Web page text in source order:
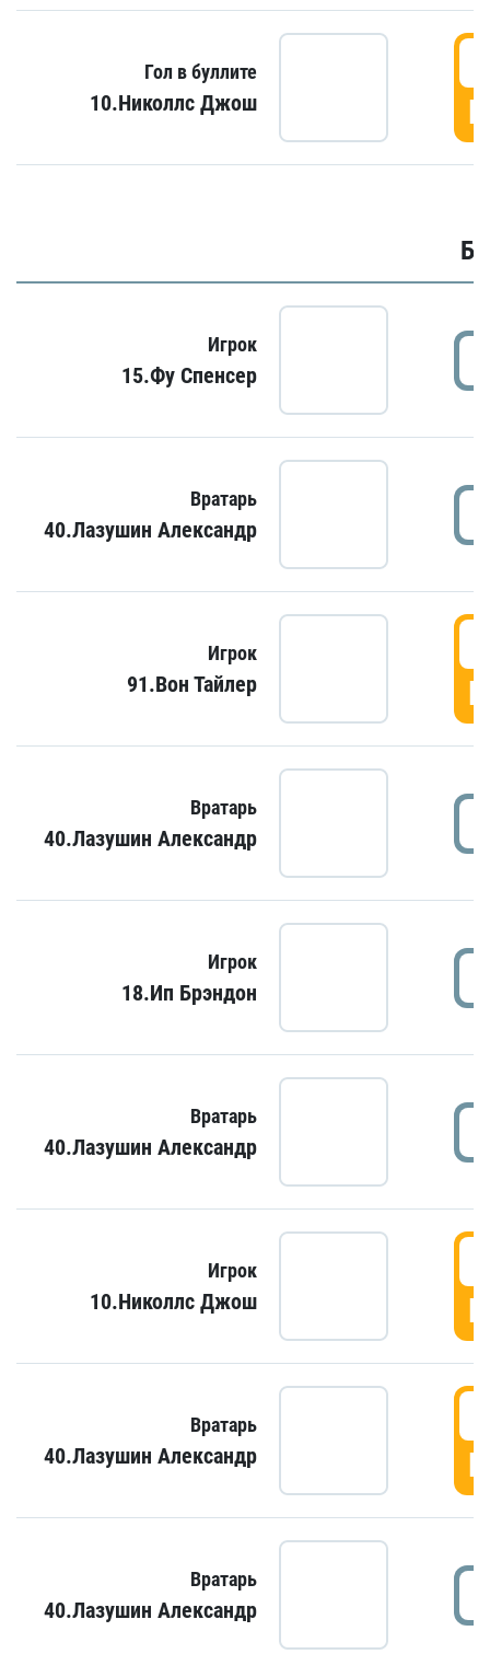
Гол в буллите
10.Николлс Джош
Игрок
15.Фу Спенсер
Вратарь
40.Лазушин Александр
Игрок
91.Вон Тайлер
Вратарь
40.Лазушин Александр
Игрок
18.Ип Брэндон
Вратарь
40.Лазушин Александр
Игрок
10.Николлс Джош
Вратарь
40.Лазушин Александр
Вратарь
40.Лазушин Александр